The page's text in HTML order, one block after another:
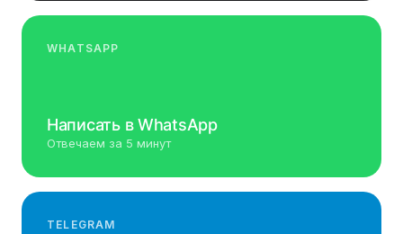
WHATSAPP
Написать в WhatsApp
Отвечаем за 5 минут
TELEGRAM